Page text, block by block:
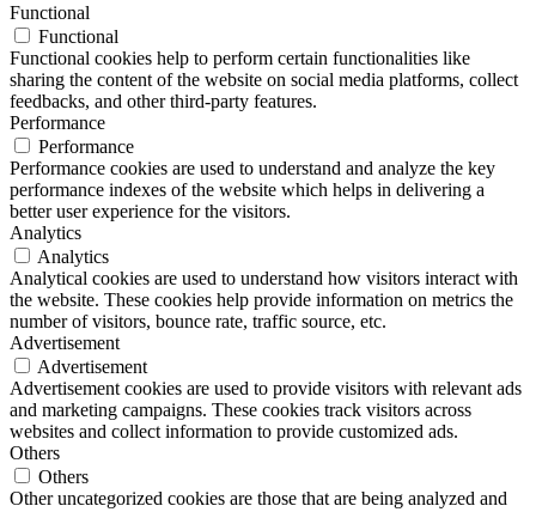
Functional
Functional
Functional cookies help to perform certain functionalities like
sharing the content of the website on social media platforms, collect
feedbacks, and other third-party features.
Performance
Performance
Performance cookies are used to understand and analyze the key
performance indexes of the website which helps in delivering a
better user experience for the visitors.
Analytics
Analytics
Analytical cookies are used to understand how visitors interact with
the website. These cookies help provide information on metrics the
number of visitors, bounce rate, traffic source, etc.
Advertisement
Advertisement
Advertisement cookies are used to provide visitors with relevant ads
and marketing campaigns. These cookies track visitors across
websites and collect information to provide customized ads.
Others
Others
Other uncategorized cookies are those that are being analyzed and